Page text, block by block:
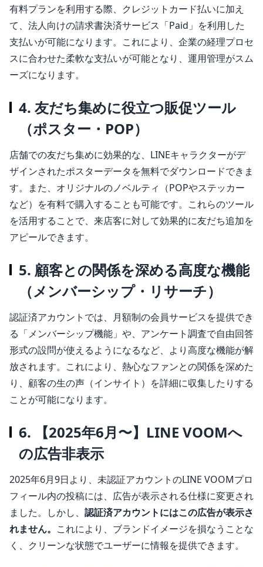
有料プランを利用する際、クレジットカード払いに加え
て、法人向けの請求書決済サービス「Paid」を利用した
支払いが可能になります。これにより、企業の経理プロセ
スに合わせた柔軟な支払いが可能となり、運用管理がスム
ーズになります。
4. 友だち集めに役立つ販促ツール
（ポスター・POP）
店舗での友だち集めに効果的な、LINEキャラクターがデ
ザインされたポスターデータを無料でダウンロードできま
す。また、オリジナルのノベルティ（POPやステッカー
など）を有料で購入することも可能です。これらのツール
を活用することで、来店客に対して効果的に友だち追加を
アピールできます。
5. 顧客との関係を深める高度な機能
（メンバーシップ・リサーチ）
認証済アカウントでは、月額制の会員サービスを提供でき
る「メンバーシップ機能」や、アンケート調査で自由回答
形式の設問が使えるようになるなど、より高度な機能が解
放されます。これにより、熱心なファンとの関係を深めた
り、顧客の生の声（インサイト）を詳細に収集したりする
ことが可能になります。
6. 【2025年6月〜】LINE VOOMへ
の広告非表示
2025年6月9日より、未認証アカウントのLINE VOOMプロ
フィール内の投稿には、広告が表示される仕様に変更され
ました。しかし、 認証済アカウントにはこの広告が表示さ
れません。 これにより、ブランドイメージを損なうことな
く、クリーンな状態でユーザーに情報を提供できます。